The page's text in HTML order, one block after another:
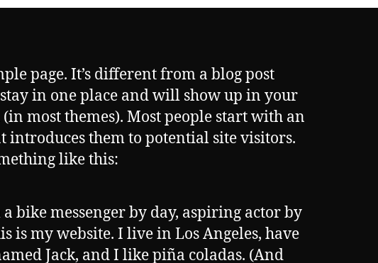
page. It’s different from a blog post
in one place and will show up in your
most themes). Most people start with an
introduces them to potential site visitors.
like this:
bike messenger by day, aspiring actor by
is my website. I live in Los Angeles, have
Jack, and I like piña coladas. (And